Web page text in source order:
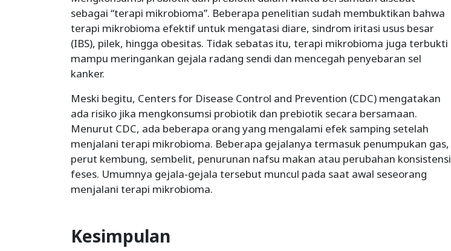
sebagai “terapi mikrobioma”. Beberapa penelitian sudah membuktikan bahwa
terapi mikrobioma efektif untuk mengatasi diare, sindrom iritasi usus besar
(IBS), pilek, hingga obesitas. Tidak sebatas itu, terapi mikrobioma juga terbukti
mampu meringankan gejala radang sendi dan mencegah penyebaran sel
kanker.
Meski begitu, Centers for Disease Control and Prevention (CDC) mengatakan
ada risiko jika mengkonsumsi probiotik dan prebiotik secara bersamaan.
Menurut CDC, ada beberapa orang yang mengalami efek samping setelah
menjalani terapi mikrobioma. Beberapa gejalanya termasuk penumpukan gas,
perut kembung, sembelit, penurunan nafsu makan atau perubahan konsistensi
feses. Umumnya gejala-gejala tersebut muncul pada saat awal seseorang
menjalani terapi mikrobioma.
Kesimpulan